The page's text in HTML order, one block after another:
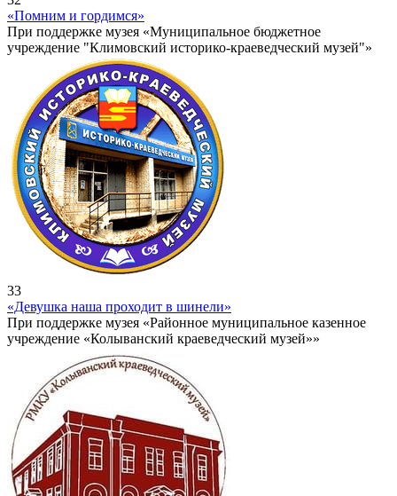
«Помним и гордимся»
При поддержке музея «Муниципальное бюджетное
учреждение "Климовский историко-краеведческий музей"»
33
«Девушка наша проходит в шинели»
При поддержке музея «Районное муниципальное казенное
учреждение «Колыванский краеведческий музей»»